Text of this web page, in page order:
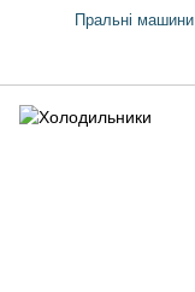
Пральні машини